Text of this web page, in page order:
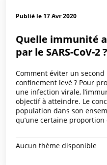
Publié le 17 Avr 2020
Quelle immunité
par le SARS-CoV-2 ?
Comment éviter un
confinement levé ? Pour
une infection virale,
objectif à atteindre. Le
population dans son
qu’une certaine proportion
Aucun thème disponible